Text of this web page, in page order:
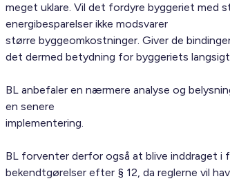
meget uklare. Vil det fordyre byggeriet med
energibesparelser ikke modsvarer
større byggeomkostninger. Giver de
det dermed betydning for byggeriets
BL anbefaler en nærmere analyse og
en senere
implementering.
BL forventer derfor også at blive inddraget i
bekendtgørelser efter § 12, da reglerne vil